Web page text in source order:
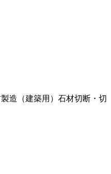
造（建築用） 石材切断・切